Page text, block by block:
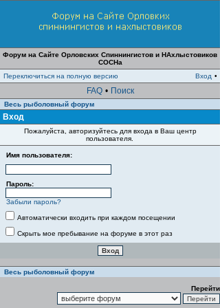
Форум на Сайте Орловских Спиннингистов и НАхлыстовиков
СОСНа
Переключиться на полную версию
Вход •
FAQ • Поиск
Весь рыболовный форум
Вход
Пожалуйста, авторизуйтесь для входа в Ваш центр
пользователя.
Имя пользователя:
Пароль:
Забыли пароль?
Автоматически входить при каждом посещении
Скрыть мое пребывание на форуме в этот раз
Весь рыболовный форум
Перейти